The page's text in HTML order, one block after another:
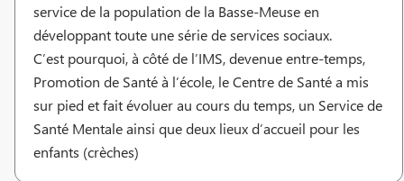
service de la population de la Basse-Meuse en
développant toute une série de services sociaux.
C’est pourquoi, à côté de l’IMS, devenue entre-temps,
Promotion de Santé à l’école, le Centre de Santé a mis
sur pied et fait évoluer au cours du temps, un Service de
Santé Mentale ainsi que deux lieux d’accueil pour les
enfants (crèches)